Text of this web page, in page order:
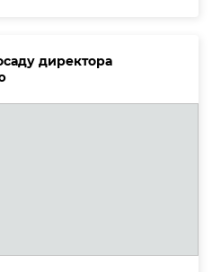
директора